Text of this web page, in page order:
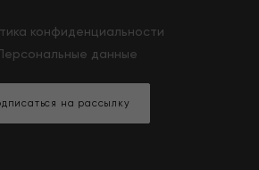
конфиденциальности
данные
на рассылку